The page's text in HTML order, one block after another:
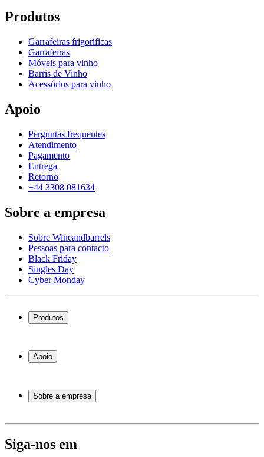
Produtos
Garrafeiras frigoríficas
Garrafeiras
Móveis para vinho
Barris de Vinho
Acessórios para vinho
Apoio
Perguntas frequentes
Atendimento
Pagamento
Entrega
Retorno
+44 3308 081634
Sobre a empresa
Sobre Wineandbarrels
Pessoas para contacto
Black Friday
Singles Day
Cyber Monday
Produtos
Garrafeiras
Móveis para vinho
Apoio
Atendimento
Pagamento
Retorno
Sobre a empresa
Black Friday
Singles Day
Siga-nos em